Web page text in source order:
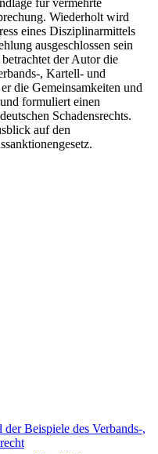
auch wirtschaftlich von
für vermehrte
Wiederholt wird
eines Disziplinarmittels
ausgeschlossen sein
der Autor die
, Kartell- und
die Gemeinsamkeiten und
formuliert einen
Schadensrechts.
auf den
Beispiele des Verbands-,